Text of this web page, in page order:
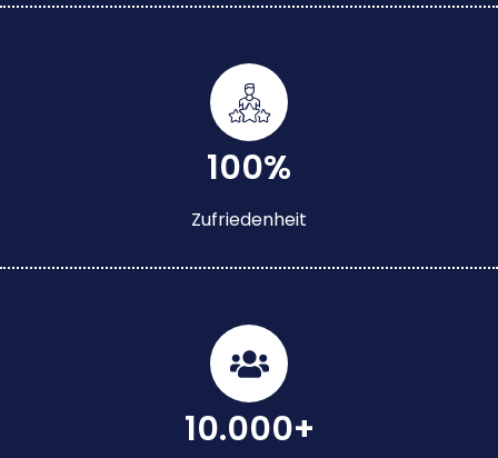
100%
Zufriedenheit
10.000+